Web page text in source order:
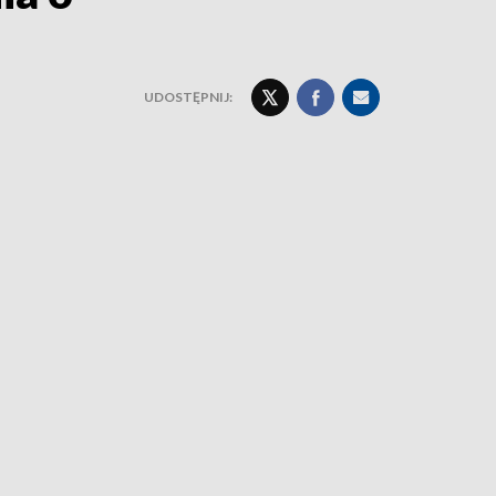
UDOSTĘPNIJ: